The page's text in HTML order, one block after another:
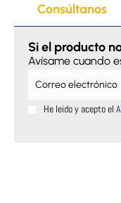
Consúltanos
Si el producto
Avísame cuando
He leido y acepto el